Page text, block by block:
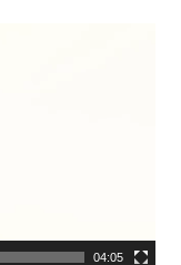
04:05